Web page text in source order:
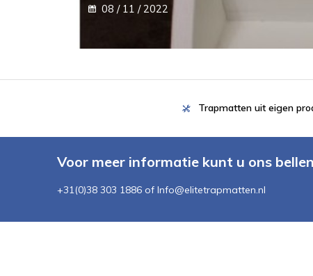
08 / 11 / 2022
Trapmatten uit eigen
Voor meer informatie kunt u ons
+31(0)38 303 1886 of Info@elitetrapmatten.nl